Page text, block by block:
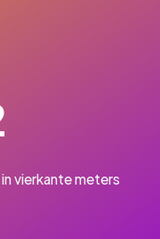
vierkante meters